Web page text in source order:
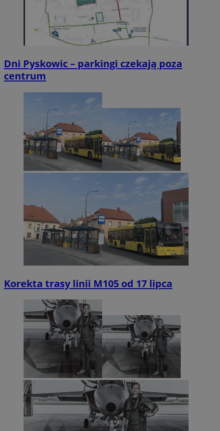
Dni Pyskowic – parkingi czekają poza
centrum
Korekta trasy linii M105 od 17 lipca